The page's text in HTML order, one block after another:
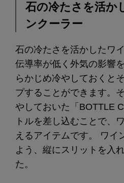
石の冷たさを活か
ンクーラー
石の冷たさを活かしたワ
伝導率が低く外気の影響
らかじめ冷やしておくと
プすることができます。
やしておいた「BOTTLE
トルを差し込むことで、
えるアイテムです。 ワイ
よう、縦にスリットを入
た。